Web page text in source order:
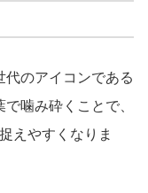
のアイコンである
噛み砕くことで、
えやすくなりま